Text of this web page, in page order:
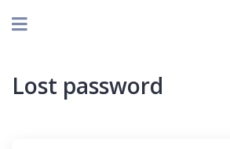
Lost password